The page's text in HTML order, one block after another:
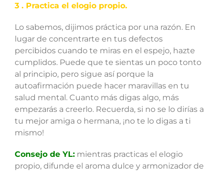
3 . Practica el elogio propio.
Lo sabemos, dijimos práctica por una razón. En
lugar de concentrarte en tus defectos
percibidos cuando te miras en el espejo, hazte
cumplidos. Puede que te sientas un poco tonto
al principio, pero sigue así porque la
autoafirmación puede hacer maravillas en tu
salud mental. Cuanto más digas algo, más
empezarás a creerlo. Recuerda, si no se lo dirías a
tu mejor amiga o hermana, ¡no te lo digas a ti
mismo!
Consejo de YL: mientras practicas el elogio
propio, difunde el aroma dulce y armonizador de